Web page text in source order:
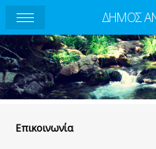
Eπικοινωνία
ΔΗΜΟΣ